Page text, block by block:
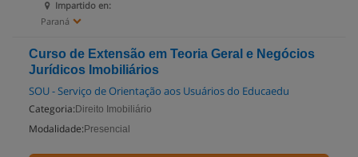
Impartido en:
Paraná
Curso de Extensão em Teoria Geral e Negócios
Jurídicos Imobiliários
SOU - Serviço de Orientação aos Usuários do Educaedu
Categoria: Direito Imobiliário
Modalidade: Presencial